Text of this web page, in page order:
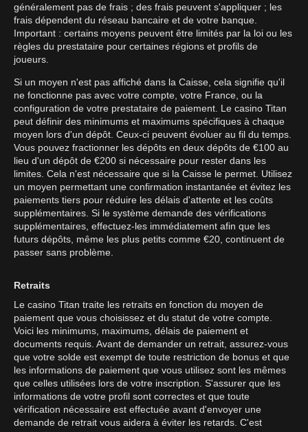
généralement pas de frais ; des frais peuvent s'appliquer ; les
frais dépendent du réseau bancaire et de votre banque.
Important : certains moyens peuvent être limités par la loi ou les
règles du prestataire pour certaines régions et profils de
joueurs.
Si un moyen n'est pas affiché dans la Caisse, cela signifie qu'il
ne fonctionne pas avec votre compte, votre France, ou la
configuration de votre prestataire de paiement. Le casino Titan
peut définir des minimums et maximums spécifiques à chaque
moyen lors d'un dépôt. Ceux-ci peuvent évoluer au fil du temps.
Vous pouvez fractionner les dépôts en deux dépôts de €100 au
lieu d'un dépôt de €200 si nécessaire pour rester dans les
limites. Cela n'est nécessaire que si la Caisse le permet. Utilisez
un moyen permettant une confirmation instantanée et évitez les
paiements tiers pour réduire les délais d'attente et les coûts
supplémentaires. Si le système demande des vérifications
supplémentaires, effectuez-les immédiatement afin que les
futurs dépôts, même les plus petits comme €20, continuent de
passer sans problème.
Retraits
Le casino Titan traite les retraits en fonction du moyen de
paiement que vous choisissez et du statut de votre compte.
Voici les minimums, maximums, délais de paiement et
documents requis. Avant de demander un retrait, assurez-vous
que votre solde est exempt de toute restriction de bonus et que
les informations de paiement que vous utilisez sont les mêmes
que celles utilisées lors de votre inscription. S'assurer que les
informations de votre profil sont correctes et que toute
vérification nécessaire est effectuée avant d'envoyer une
demande de retrait vous aidera à éviter les retards. C'est